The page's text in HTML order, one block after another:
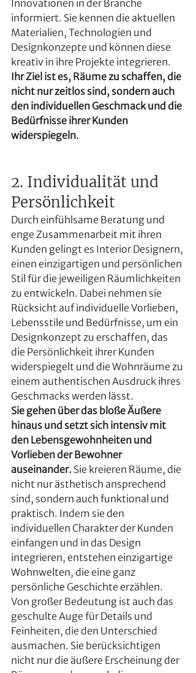
Innovationen in der Branche
informiert. Sie kennen die aktuellen
Materialien, Technologien und
Designkonzepte und können diese
kreativ in ihre Projekte integrieren.
Ihr Ziel ist es, Räume zu schaffen, die
nicht nur zeitlos sind, sondern auch
den individuellen Geschmack und die
Bedürfnisse ihrer Kunden
widerspiegeln.
2. Individualität und
Persönlichkeit
Durch einfühlsame Beratung und
enge Zusammenarbeit mit ihren
Kunden gelingt es Interior Designern,
einen einzigartigen und persönlichen
Stil für die jeweiligen Räumlichkeiten
zu entwickeln. Dabei nehmen sie
Rücksicht auf individuelle Vorlieben,
Lebensstile und Bedürfnisse, um ein
Designkonzept zu erschaffen, das
die Persönlichkeit ihrer Kunden
widerspiegelt und die Wohnräume zu
einem authentischen Ausdruck ihres
Geschmacks werden lässt.
Sie gehen über das bloße Äußere
hinaus und setzt sich intensiv mit
den Lebensgewohnheiten und
Vorlieben der Bewohner
auseinander. Sie kreieren Räume, die
nicht nur ästhetisch ansprechend
sind, sondern auch funktional und
praktisch. Indem sie den
individuellen Charakter der Kunden
einfangen und in das Design
integrieren, entstehen einzigartige
Wohnwelten, die eine ganz
persönliche Geschichte erzählen.
Von großer Bedeutung ist auch das
geschulte Auge für Details und
Feinheiten, die den Unterschied
ausmachen. Sie berücksichtigen
nicht nur die äußere Erscheinung der